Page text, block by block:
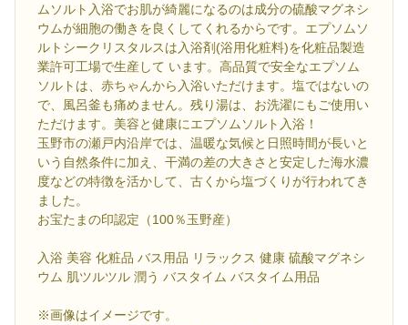
ムソルト入浴でお肌が綺麗になるのは成分の硫酸マグネシ
ウムが細胞の働きを良くしてくれるからです。エプソムソ
ルトシークリスタルスは入浴剤(浴用化粧料)を化粧品製造
業許可工場で生産して います。高品質で安全なエプソム
ソルトは、赤ちゃんから入浴いただけます。塩ではないの
で、風呂釜も痛めません。残り湯は、お洗濯にもご使用い
ただけます。美容と健康にエプソムソルト入浴！
玉野市の瀬戸内沿岸では、温暖な気候と日照時間が長いと
いう自然条件に加え、干満の差の大きさと安定した海水濃
度などの特徴を活かして、古くから塩づくりが行われてき
ました。
お宝たまの印認定（100％玉野産）
入浴 美容 化粧品 バス用品 リラックス 健康 硫酸マグネシ
ウム 肌ツルツル 潤う バスタイム バスタイム用品
※画像はイメージです。